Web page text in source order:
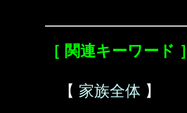
［ 関連キーワード ］
【 家族全体 】